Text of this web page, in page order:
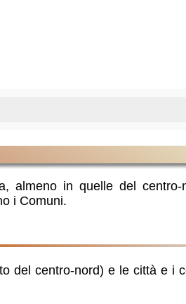
almeno in quelle del
i Comuni.
del centro-nord) e le città e i